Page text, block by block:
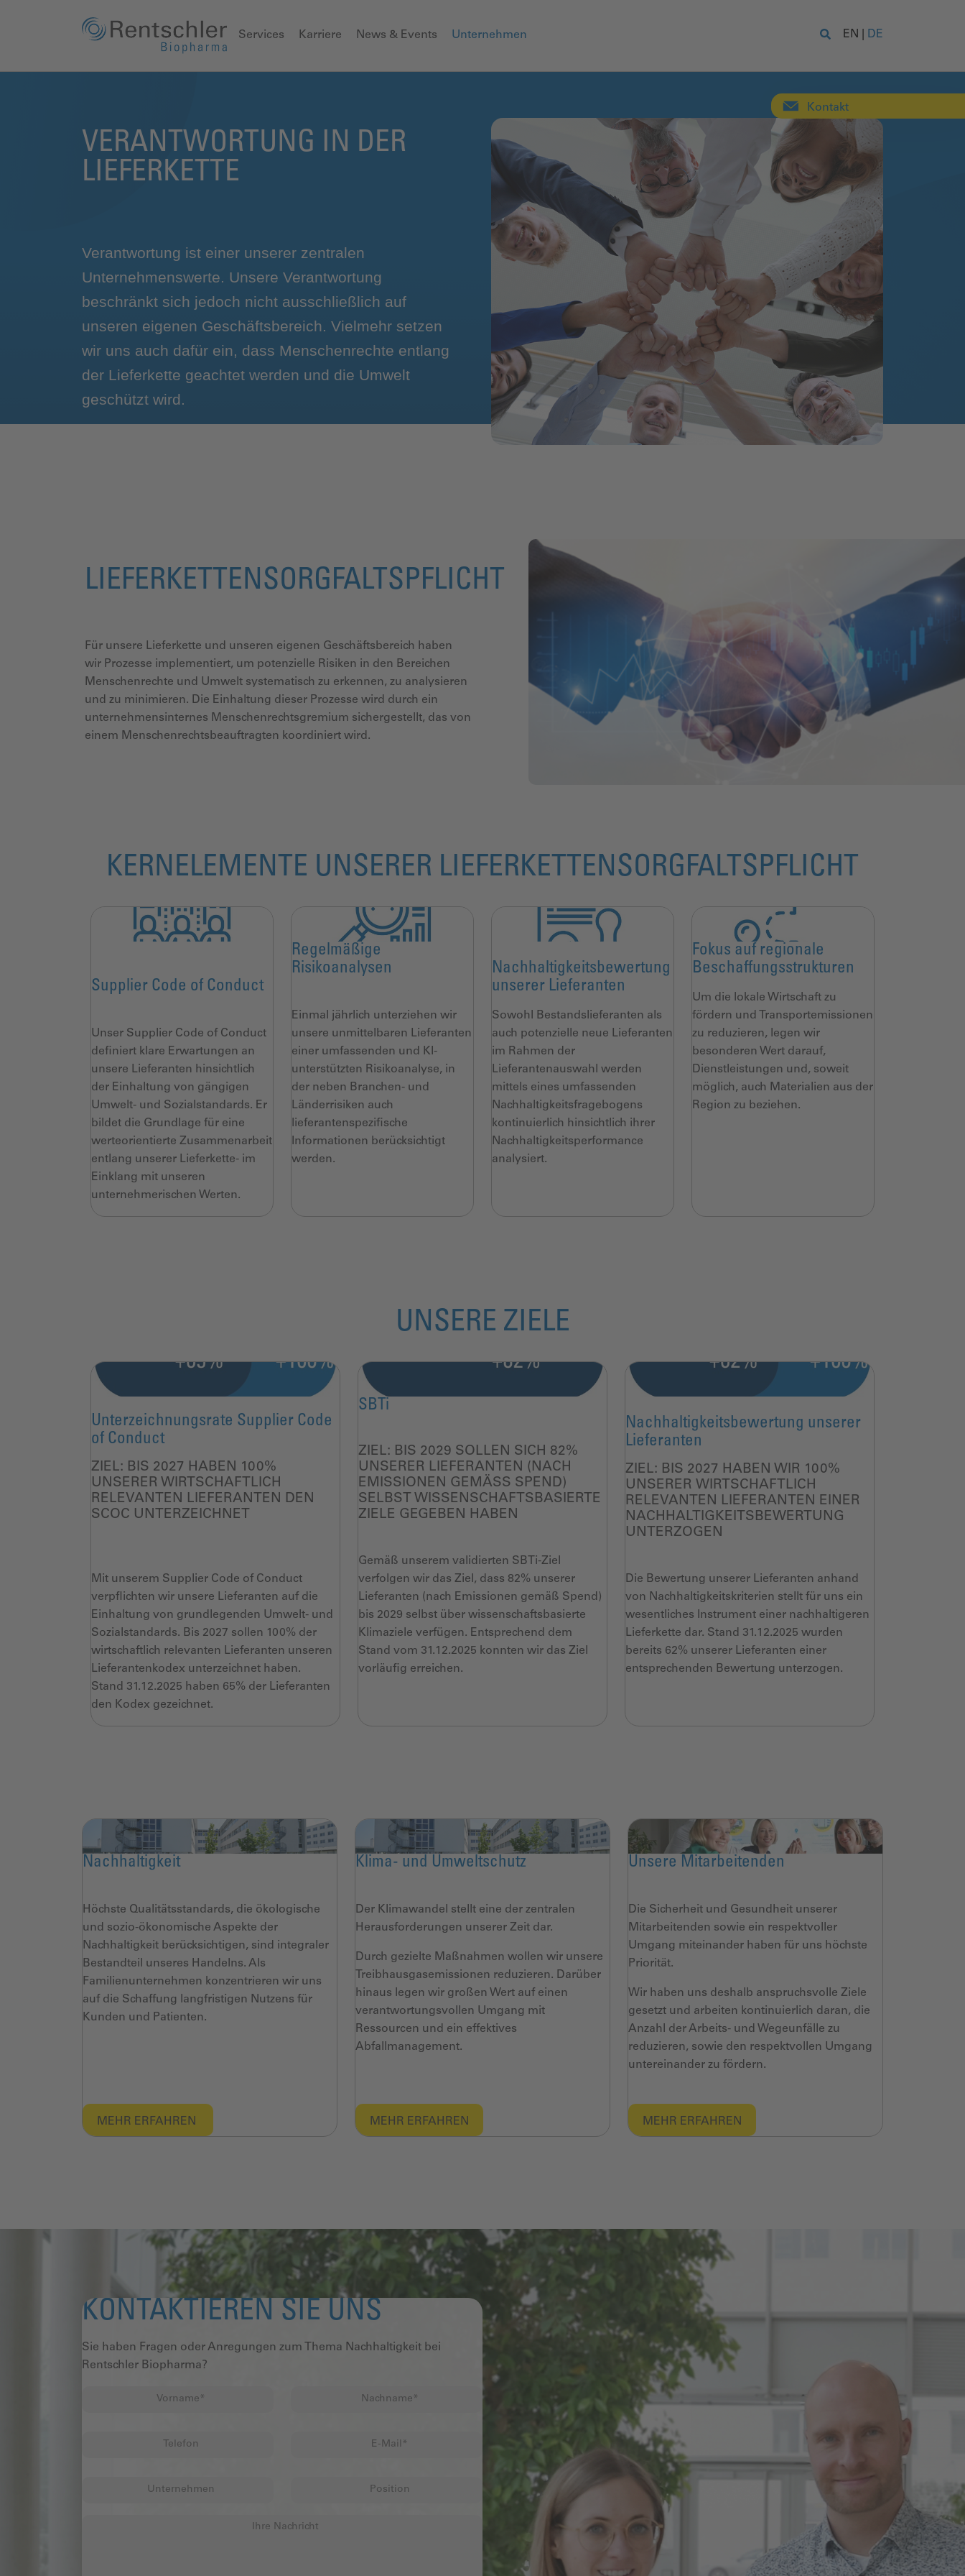
Services Karriere News & Events Unternehmen EN DE
VERANTWORTUNG IN DER
LIEFERKETTE
Verantwortung ist einer unserer zentralen
Unternehmenswerte. Unsere Verantwortung
beschränkt sich jedoch nicht ausschließlich auf
unseren eigenen Geschäftsbereich. Vielmehr setzen
wir uns auch dafür ein, dass Menschenrechte entlang
der Lieferkette geachtet werden und die Umwelt
geschützt wird.
LIEFERKETTENSORGFALTSPFLICHT
Für unsere Lieferkette und unseren eigenen Geschäftsbereich haben
wir Prozesse implementiert, um potenzielle Risiken in den Bereichen
Menschenrechte und Umwelt systematisch zu erkennen, zu analysieren
und zu minimieren. Die Einhaltung dieser Prozesse wird durch ein
unternehmensinternes Menschenrechtsgremium sichergestellt, das von
einem Menschenrechtsbeauftragten koordiniert wird.
KERNELEMENTE UNSERER LIEFERKETTENSORGFALTSPFLICHT
Supplier Code of Conduct
Unser Supplier Code of Conduct
definiert klare Erwartungen an
unsere Lieferanten hinsichtlich
der Einhaltung von gängigen
Umwelt- und Sozialstandards. Er
bildet die Grundlage für eine
werteorientierte Zusammenarbeit
entlang unserer Lieferkette- im
Einklang mit unseren
unternehmerischen Werten.
Regelmäßige
Risikoanalysen
Einmal jährlich unterziehen wir
unsere unmittelbaren Lieferanten
einer umfassenden und KI-
unterstützten Risikoanalyse, in
der neben Branchen- und
Länderrisiken auch
lieferantenspezifische
Informationen berücksichtigt
werden.
Nachhaltigkeitsbewertung
unserer Lieferanten
Sowohl Bestandslieferanten als
auch potenzielle neue Lieferanten
im Rahmen der
Lieferantenauswahl werden
mittels eines umfassenden
Nachhaltigkeitsfragebogens
kontinuierlich hinsichtlich ihrer
Nachhaltigkeitsperformance
analysiert.
Fokus auf regionale
Beschaffungsstrukturen
Um die lokale Wirtschaft zu
fördern und Transportemissionen
zu reduzieren, legen wir
besonderen Wert darauf,
Dienstleistungen und, soweit
möglich, auch Materialien aus der
Region zu beziehen.
UNSERE ZIELE
Unterzeichnungsrate Supplier Code
of Conduct
ZIEL: BIS 2027 HABEN 100%
UNSERER WIRTSCHAFTLICH
RELEVANTEN LIEFERANTEN DEN
SCOC UNTERZEICHNET
Mit unserem Supplier Code of Conduct
verpflichten wir unsere Lieferanten auf die
Einhaltung von grundlegenden Umwelt- und
Sozialstandards. Bis 2027 sollen 100% der
wirtschaftlich relevanten Lieferanten unseren
Lieferantenkodex unterzeichnet haben.
Stand 31.12.2025 haben 65% der Lieferanten
den Kodex gezeichnet.
SBTi
ZIEL: BIS 2029 SOLLEN SICH 82%
UNSERER LIEFERANTEN (NACH
EMISSIONEN GEMÄSS SPEND)
SELBST WISSENSCHAFTSBASIERTE
ZIELE GEGEBEN HABEN
Gemäß unserem validierten SBTi-Ziel
verfolgen wir das Ziel, dass 82% unserer
Lieferanten (nach Emissionen gemäß Spend )
bis 2029 selbst über wissenschaftsbasierte
Klimaziele verfügen. Entsprechend dem
Stand vom 31.12.2025 konnten wir das Ziel
vorläufig erreichen.
Nachhaltigkeitsbewertung unserer
Lieferanten
ZIEL: BIS 2027 HABEN WIR 100%
UNSERER WIRTSCHAFTLICH
RELEVANTEN LIEFERANTEN EINER
NACHHALTIGKEITSBEWERTUNG
UNTERZOGEN
Die Bewertung unserer Lieferanten anhand
von Nachhaltigkeitskriterien stellt für uns ein
wesentliches Instrument einer nachhaltigeren
Lieferkette dar. Stand 31.12.2025 wurden
bereits 62% unserer Lieferanten einer
entsprechenden Bewertung unterzogen.
Nachhaltigkeit
Höchste Qualitätsstandards, die ökologische
und sozio-ökonomische Aspekte der
Nachhaltigkeit berücksichtigen, sind integraler
Bestandteil unseres Handelns. Als
Familienunternehmen konzentrieren wir uns
auf die Schaffung langfristigen Nutzens für
Kunden und Patienten.
MEHR ERFAHREN
Klima- und Umweltschutz
Der Klimawandel stellt eine der zentralen
Herausforderungen unserer Zeit dar.
Durch gezielte Maßnahmen wollen wir unsere
Treibhausgasemissionen reduzieren. Darüber
hinaus legen wir großen Wert auf einen
verantwortungsvollen Umgang mit
Ressourcen und ein effektives
Abfallmanagement.
MEHR ERFAHREN​
Unsere Mitarbeitenden
Die Sicherheit und Gesundheit unserer
Mitarbeitenden sowie ein respektvoller
Umgang miteinander haben für uns höchste
Priorität.
Wir haben uns deshalb anspruchsvolle Ziele
gesetzt und arbeiten kontinuierlich daran, die
Anzahl der Arbeits- und Wegeunfälle zu
reduzieren, sowie den respektvollen Umgang
untereinander zu fördern.
MEHR ERFAHREN​
KONTAKTIEREN SIE UNS
Sie haben Fragen oder Anregungen zum Thema Nachhaltigkeit bei
Rentschler Biopharma?
Kontakt